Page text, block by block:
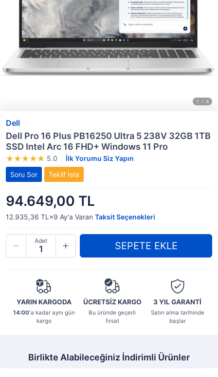
Dell
Dell Pro 16 Plus PB16250 Ultra 5 238V 32GB 1TB
SSD Intel Arc 16 FHD+ Windows 11 Pro
5.0
İlk Yorumu Siz Yapın
Soru Sor
Teklif İste
94.649,00 TL
12.935,36 TL×9 Ay'a Varan Taksit Seçenekleri
Adet
YARIN KARGODA
14:00'a kadar aynı gün
kargo
ÜCRETSİZ KARGO
Bu üründe geçerli
fırsat
3 YILGARANTİ
Satın alma tarihinde
başlar
Birlikte Alabileceğiniz İndirimli Ürünler